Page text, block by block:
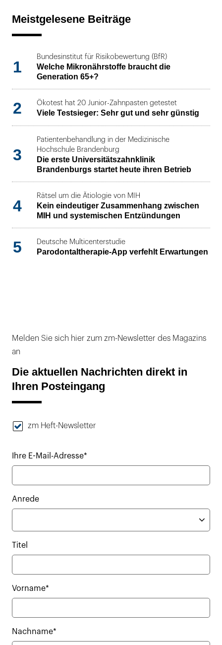
Meistgelesene Beiträge
1
Bundesinstitut für Risikobewertung (BfR)
Welche Mikronährstoffe braucht die
Generation 65+?
2 Ökotest hat 20 Junior-Zahnpasten getestet
Viele Testsieger: Sehr gut und sehr günstig
3
Patientenbehandlung in der Medizinische
Hochschule Brandenburg
Die erste Universitätszahnklinik
Brandenburgs startet heute ihren Betrieb
4
Rätsel um die Ätiologie von MIH
Kein eindeutiger Zusammenhang zwischen
MIH und systemischen Entzündungen
5 Deutsche Multicenterstudie
Parodontaltherapie-App verfehlt Erwartungen
Melden Sie sich hier zum zm-Newsletter des Magazins
an
Die aktuellen Nachrichten direkt in
Ihren Posteingang
zm Heft-Newsletter
Ihre E-Mail-Adresse*
Anrede
Titel
Vorname*
Nachname*